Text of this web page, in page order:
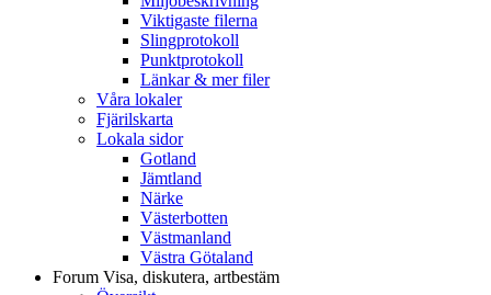
Viktigaste filerna
Slingprotokoll
Punktprotokoll
Länkar & mer filer
Våra lokaler
Fjärilskarta
Lokala sidor
Gotland
Jämtland
Närke
Västerbotten
Västmanland
Västra Götaland
Forum Visa, diskutera, artbestäm